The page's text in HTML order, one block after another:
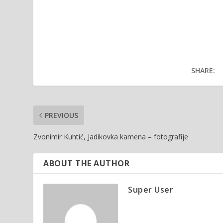
SHARE:
PREVIOUS
Zvonimir Kuhtić, Jadikovka kamena – fotografije
ABOUT THE AUTHOR
Super User